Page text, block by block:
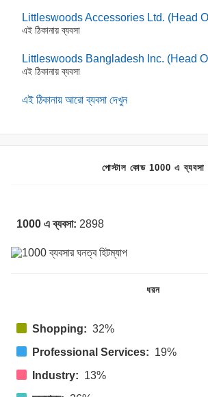
Littleswoods Accessories Ltd. (Head
এই ঠিকানায় ব্যবসা
Littleswoods Bangladesh Inc. (Head
এই ঠিকানায় ব্যবসা
এই ঠিকানায় আরো ব্যবসা দেখুন
পোস্টাল কোড 1000 এ ব্যবসা
1000 এ ব্যবসা: 2898
ধরন
Shopping: 32%
Professional Services: 19%
Industry: 13%